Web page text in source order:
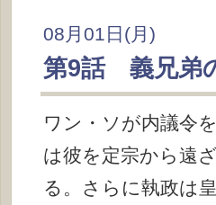
08月01日(月)
第9話 義兄弟
ワン・ソが内議令
は彼を定宗から遠
る。さらに執政は